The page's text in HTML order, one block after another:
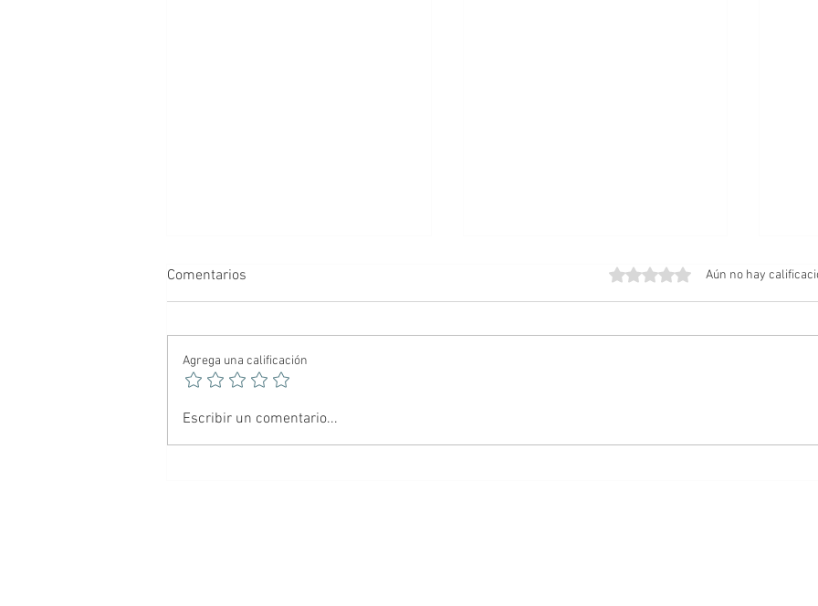
🕷️ Spider-Noir: El Hombre
Araña más oscuro del
Comentarios Obtuvo 0 de 5 estrellas.
Aún no hay
Agrega una calificación
Escribir un comentario...